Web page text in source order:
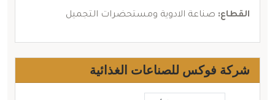
القطاع: صناعة الادوية ومستحضرات التجميل
شركة فوكس للصناعات الغذائية